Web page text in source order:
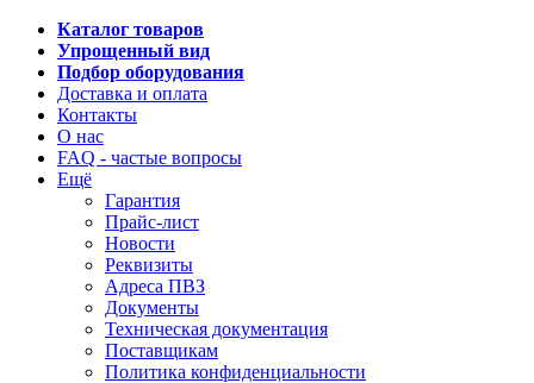
Каталог товаров
Упрощенный вид
Подбор оборудования
Доставка и оплата
Контакты
О нас
FAQ - частые вопросы
Ещё
Гарантия
Прайс-лист
Новости
Реквизиты
Адреса ПВЗ
Документы
Техническая документация
Поставщикам
Политика конфиденциальности